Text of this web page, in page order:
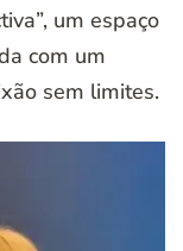
um espaço
com um
sem limites.